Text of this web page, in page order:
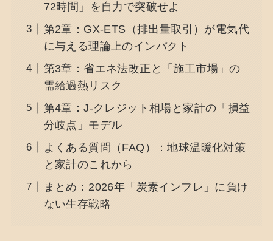
72時間」を自力で突破せよ
第2章：GX-ETS（排出量取引）が電気代
に与える理論上のインパクト
第3章：省エネ法改正と「施工市場」の
需給過熱リスク
第4章：J-クレジット相場と家計の「損益
分岐点」モデル
よくある質問（FAQ）：地球温暖化対策
と家計のこれから
まとめ：2026年「炭素インフレ」に負け
ない生存戦略